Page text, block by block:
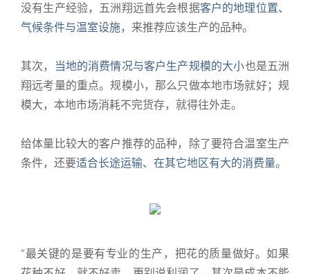
没有生产经验，五洲翔远首先会根据客户的地理位置、
气候条件与温室设施， 来推荐应该生产的品种。
其次， 当地的消费情况与客户生产规模的大小也是五洲
翔远考量的重点。规模小，那么只做本地市场就好；规
模大，本地市场消耗不完货存，就得往外走。
给体量比较大的客户推荐的品种，除了要符合温室生产
条件，还要适合长途运输、在其它地区有大的消费量。
“最关键的是要有专业的生产，把花的质量做好。如果